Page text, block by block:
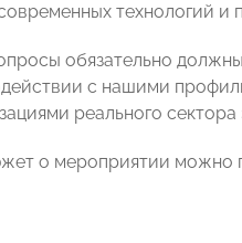
технологий и
обязательно
с нашими
реального
о мероприятии можно